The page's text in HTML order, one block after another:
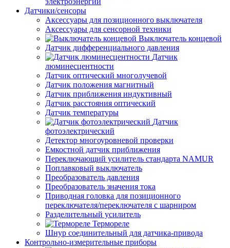
Датчики/сенсоры
Аксессуары для позиционного выключателя
Аксессуары для сенсорной техники
Выключатель концевой
Датчик дифференциального давления
Датчик
люминесцентности
Датчик оптический многолучевой
Датчик положения магнитный
Датчик приближения индуктивный
Датчик расстояния оптический
Датчик температуры
Датчик
фотоэлектрический
Детектор многоуровневой проверки
Емкостной датчик приближения
Переключающий усилитель стандарта NAMUR
Поплавковый выключатель
Преобразователь давления
Преобразователь значения тока
Приводная головка для позиционного
переключателя/переключателя с шарниром
Разделительный усилитель
Термореле
Шнур соединительный для датчика-привода
Контрольно-измерительные приборы